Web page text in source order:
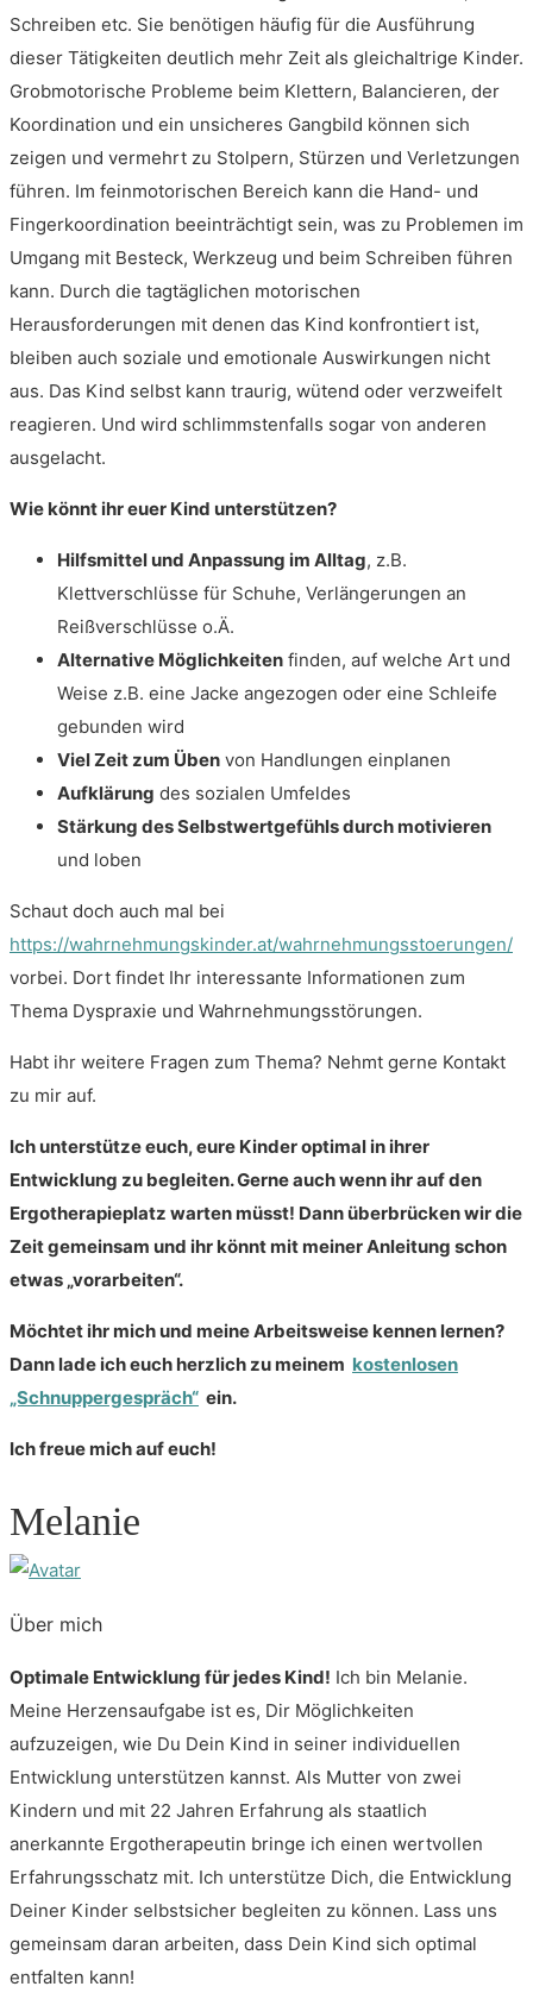
Schreiben etc. Sie benötigen häufig für die Ausführung
dieser Tätigkeiten deutlich mehr Zeit als gleichaltrige Kinder.
Grobmotorische Probleme beim Klettern, Balancieren, der
Koordination und ein unsicheres Gangbild können sich
zeigen und vermehrt zu Stolpern, Stürzen und Verletzungen
führen. Im feinmotorischen Bereich kann die Hand- und
Fingerkoordination beeinträchtigt sein, was zu Problemen im
Umgang mit Besteck, Werkzeug und beim Schreiben führen
kann. Durch die tagtäglichen motorischen
Herausforderungen mit denen das Kind konfrontiert ist,
bleiben auch soziale und emotionale Auswirkungen nicht
aus. Das Kind selbst kann traurig, wütend oder verzweifelt
reagieren. Und wird schlimmstenfalls sogar von anderen
ausgelacht.
Wie könnt ihr euer Kind unterstützen?
Hilfsmittel und Anpassung im Alltag, z.B.
Klettverschlüsse für Schuhe, Verlängerungen an
Reißverschlüsse o.Ä.
Alternative Möglichkeiten finden, auf welche Art und
Weise z.B. eine Jacke angezogen oder eine Schleife
gebunden wird
Viel Zeit zum Üben von Handlungen einplanen
Aufklärung des sozialen Umfeldes
Stärkung des Selbstwertgefühls durch motivieren
und loben
Schaut doch auch mal bei
https://wahrnehmungskinder.at/wahrnehmungsstoerungen/
vorbei. Dort findet Ihr interessante Informationen zum
Thema Dyspraxie und Wahrnehmungsstörungen.
Habt ihr weitere Fragen zum Thema? Nehmt gerne Kontakt
zu mir auf.
Ich unterstütze euch, eure Kinder optimal in ihrer
Entwicklung zu begleiten. Gerne auch wenn ihr auf den
Ergotherapieplatz warten müsst! Dann überbrücken wir die
Zeit gemeinsam und ihr könnt mit meiner Anleitung schon
etwas „vorarbeiten“.
Möchtet ihr mich und meine Arbeitsweise kennen lernen?
Dann lade ich euch herzlich zu meinem kostenlosen
„Schnuppergespräch“ ein.
Ich freue mich auf euch!
Melanie
Über mich
Optimale Entwicklung für jedes Kind! Ich bin Melanie.
Meine Herzensaufgabe ist es, Dir Möglichkeiten
aufzuzeigen, wie Du Dein Kind in seiner individuellen
Entwicklung unterstützen kannst. Als Mutter von zwei
Kindern und mit 22 Jahren Erfahrung als staatlich
anerkannte Ergotherapeutin bringe ich einen wertvollen
Erfahrungsschatz mit. Ich unterstütze Dich, die Entwicklung
Deiner Kinder selbstsicher begleiten zu können. Lass uns
gemeinsam daran arbeiten, dass Dein Kind sich optimal
entfalten kann!